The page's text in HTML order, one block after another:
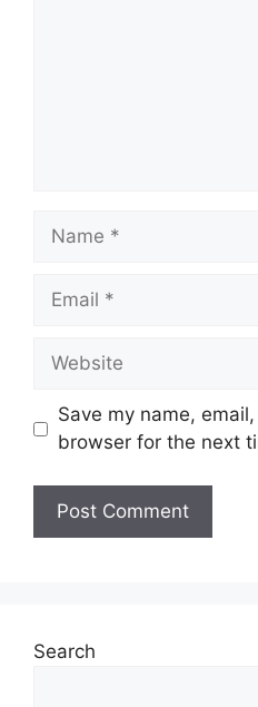
Name
Email
Website
Save my name,
browser for the next
Search